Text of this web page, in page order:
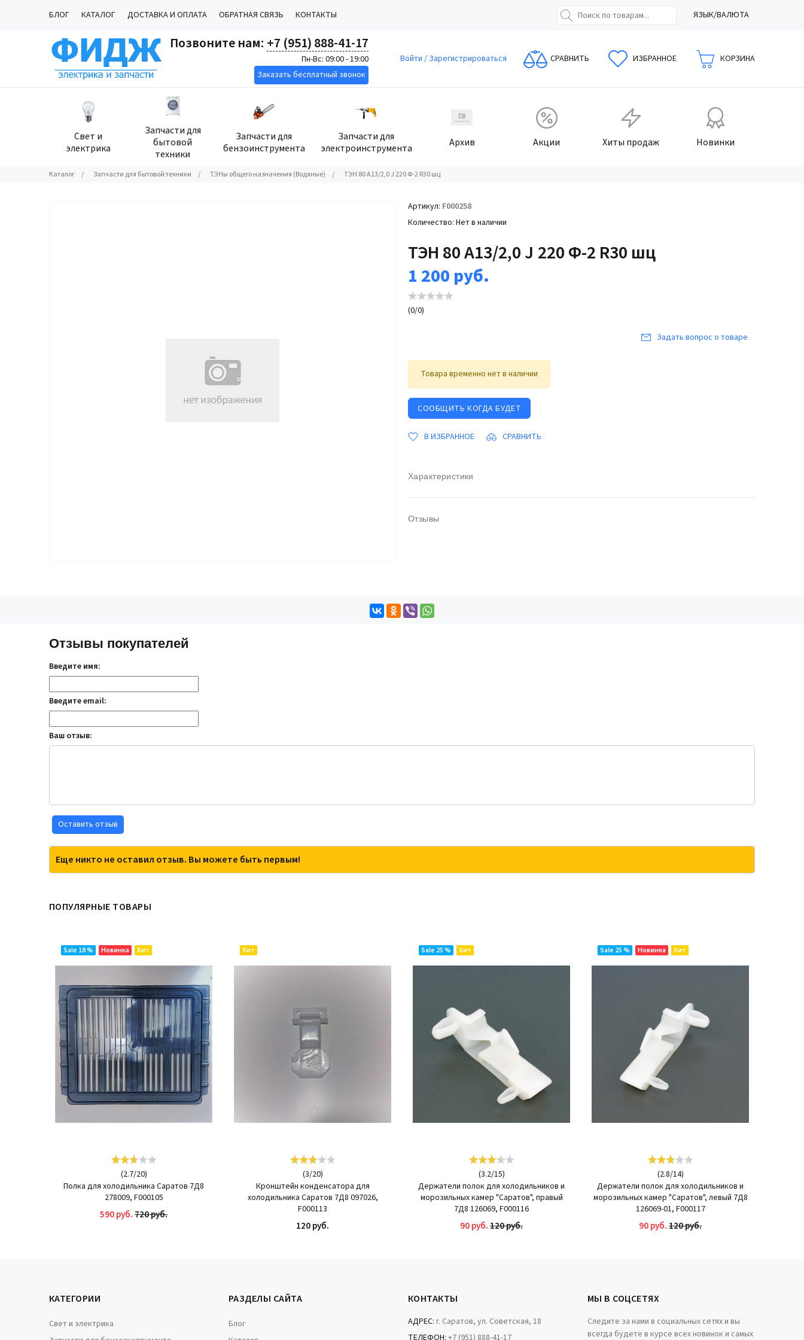
БЛОГ КАТАЛОГ ДОСТАВКА И ОПЛАТА ОБРАТНАЯ СВЯЗЬ КОНТАКТЫ ЯЗЫК/ВАЛЮТА
Позвоните нам: +7 (951) 888-41-17
Пн-Вс: 09:00 - 19:00
Заказать бесплатный звонок
Войти / Зарегистрироваться СРАВНИТЬ ИЗБРАННОЕ КОРЗИНА
Свет и
электрика
Запчасти для
бытовой
техники
Запчасти для
бензоинструмента
Запчасти для
электроинструмента
Архив Акции Хиты продаж Новинки
Каталог / Запчасти для бытовой техники / ТЭНы общего назначения (Водяные) / ТЭН 80 А13/2,0 J 220 Ф-2 R30 шц
Артикул F000258
Количество Нет в наличии
ТЭН 80 А13/2,0 J 220 Ф-2 R30 шц
1 200 руб.
(0/0)
Задать вопрос о товаре
Товара временно нет в наличии
СООБЩИТЬ КОГДА БУДЕТ
В ИЗБРАННОЕ СРАВНИТЬ
Характеристики
Отзывы
Отзывы покупателей
Введите имя:
Введите email:
Ваш отзыв:
Оставить отзыв
Еще никто не оставил отзыв. Вы можете быть первым!
ПОПУЛЯРНЫЕ ТОВАРЫ
Sale 18 % Новинка Хит
(2.7/20)
Полка для холодильника Саратов 7Д8
278009, F000105
590 руб.720 руб.
Хит
(3/20)
Кронштейн конденсатора для
холодильника Саратов 7Д8 097026,
F000113
120 руб.
Sale 25 % Хит
(3.2/15)
Держатели полок для холодильников и
морозильных камер "Саратов", правый
7Д8 126069, F000116
90 руб.120 руб.
Sale 25 % Новинка Хит
(2.8/14)
Держатели полок для холодильников и
морозильных камер "Саратов", левый 7Д8
126069-01, F000117
90 руб.120 руб.
КАТЕГОРИИ
Свет и электрика
РАЗДЕЛЫ САЙТА
Блог
КОНТАКТЫ
АДРЕС: г. Саратов, ул. Советская, 18
ТЕЛЕФОН: +7 (951) 888-41-17
МЫ В СОЦСЕТЯХ
Следите за нами в социальных сетях и вы
всегда будете в курсе всех новинок и самых